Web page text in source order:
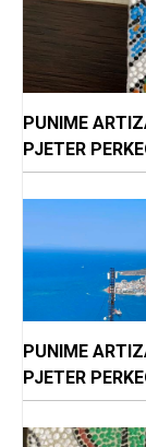
PUNIME
PJETER
PUNIME
PJETER